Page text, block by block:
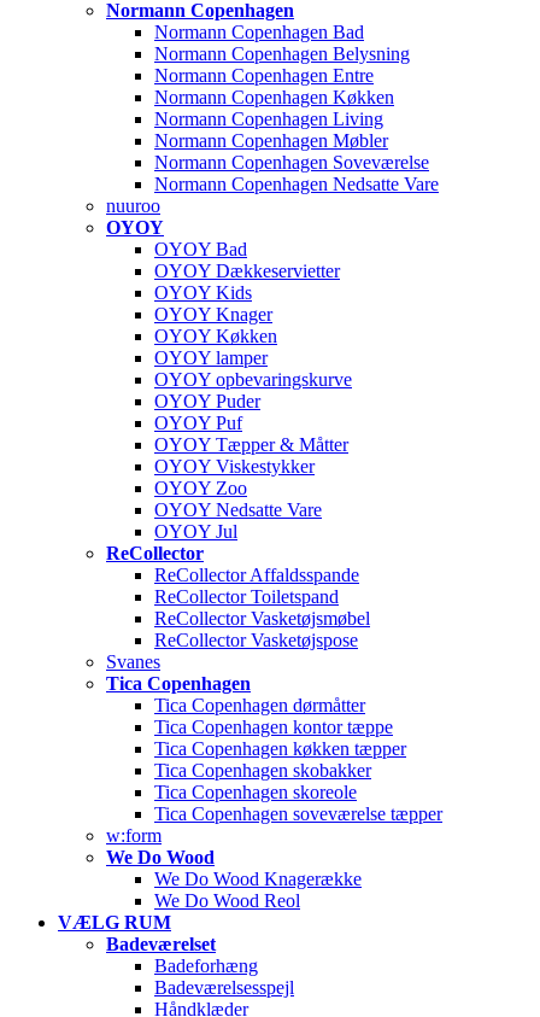
Normann Copenhagen
Normann Copenhagen Bad
Normann Copenhagen Belysning
Normann Copenhagen Entre
Normann Copenhagen Køkken
Normann Copenhagen Living
Normann Copenhagen Møbler
Normann Copenhagen Soveværelse
Normann Copenhagen Nedsatte Vare
nuuroo
OYOY
OYOY Bad
OYOY Dækkeservietter
OYOY Kids
OYOY Knager
OYOY Køkken
OYOY lamper
OYOY opbevaringskurve
OYOY Puder
OYOY Puf
OYOY Tæpper & Måtter
OYOY Viskestykker
OYOY Zoo
OYOY Nedsatte Vare
OYOY Jul
ReCollector
ReCollector Affaldsspande
ReCollector Toiletspand
ReCollector Vasketøjsmøbel
ReCollector Vasketøjspose
Svanes
Tica Copenhagen
Tica Copenhagen dørmåtter
Tica Copenhagen kontor tæppe
Tica Copenhagen køkken tæpper
Tica Copenhagen skobakker
Tica Copenhagen skoreole
Tica Copenhagen soveværelse tæpper
w:form
We Do Wood
We Do Wood Knagerække
We Do Wood Reol
VÆLG RUM
Badeværelset
Badeforhæng
Badeværelsesspejl
Håndklæder